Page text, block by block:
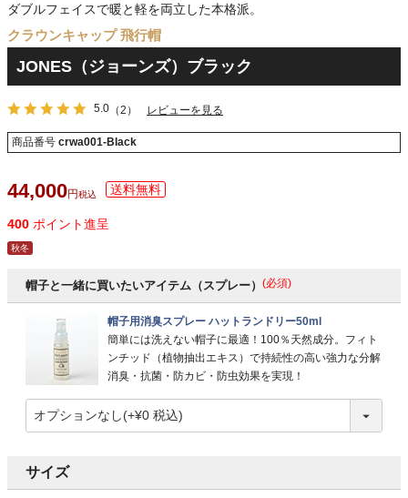
ダブルフェイスで暖と軽を両立した本格派。
クラウンキャップ 飛行帽
JONES（ジョーンズ）ブラック
5.0 （2） レビューを見る
商品番号 crwa001-Black
44,000 税込
400 ポイント進呈
秋冬
帽子と一緒に買いたいアイテム（スプレー） (必須)
帽子用消臭スプレー ハットランドリー50ml
簡単には洗えない帽子に最適！100％天然成分。フィト
ンチッド（植物抽出エキス）で持続性の高い強力な分解
消臭・抗菌・防カビ・防虫効果を実現！
サイズ